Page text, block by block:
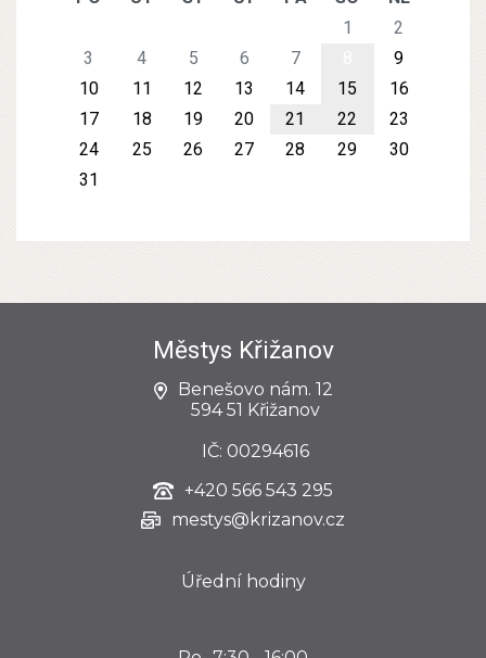
1
2
3
4 5 6 7
9
10
11 12 13 14 15
16
17
18 19 20 21 22
23
24
25 26 27 28 29
30
31
Městys Křižanov
Benešovo nám. 12
594 51 Křižanov
IČ: 00294616
+420 566 543 295
mestys@krizanov.cz
Úřední hodiny